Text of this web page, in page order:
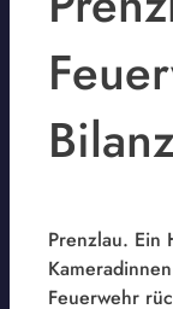
Prenzlau. Ein
Feuerwehr